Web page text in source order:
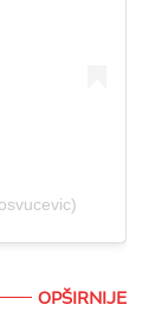
OPŠIRNIJE